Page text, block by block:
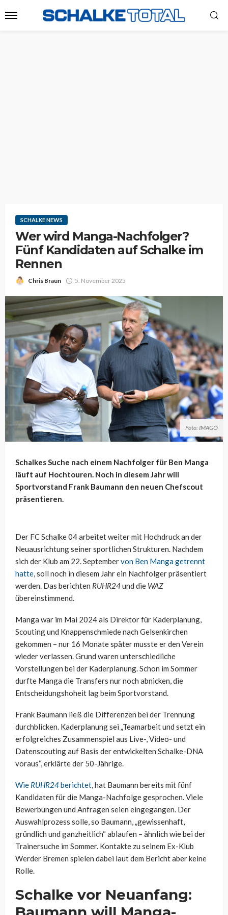
SCHALKE NEWS
Wer wird Manga-Nachfolger?
Fünf Kandidaten auf Schalke im
Rennen
Chris Braun 5. November 2025
Foto: IMAGO
Schalkes Suche nach einem Nachfolger für Ben Manga
läuft auf Hochtouren. Noch in diesem Jahr will
Sportvorstand Frank Baumann den neuen Chefscout
präsentieren.
Der FC Schalke 04 arbeitet weiter mit Hochdruck an der
Neuausrichtung seiner sportlichen Strukturen. Nachdem
sich der Klub am 22. Septembervon Ben Manga getrennt
hatte, soll noch in diesem Jahr ein Nachfolger präsentiert
werden. Das berichten RUHR24und die WAZ
übereinstimmend.
Manga war im Mai 2024 als Direktor für Kaderplanung,
Scouting und Knappenschmiede nach Gelsenkirchen
gekommen – nur 16 Monate später musste er den Verein
wieder verlassen. Grund waren unterschiedliche
Vorstellungen bei der Kaderplanung. Schon im Sommer
durfte Manga die Transfers nur noch abnicken, die
Entscheidungshoheit lag beim Sportvorstand.
Frank Baumann ließ die Differenzen bei der Trennung
durchblicken. Kaderplanung sei „Teamarbeit und setzt ein
erfolgreiches Zusammenspiel aus Live-, Video- und
Datenscouting auf Basis der entwickelten Schalke-DNA
voraus“, erklärte der 50-Jährige.
Wie RUHR24berichtet, hat Baumann bereits mit fünf
Kandidaten für die Manga-Nachfolge gesprochen. Viele
Bewerbungen und Anfragen seien eingegangen. Der
Auswahlprozess solle, so Baumann, „gewissenhaft,
gründlich und ganzheitlich“ ablaufen – ähnlich wie bei der
Trainersuche im Sommer. Kontakte zu seinem Ex-Klub
Werder Bremen spielen dabei laut dem Bericht aber keine
Rolle.
Schalke vor Neuanfang: